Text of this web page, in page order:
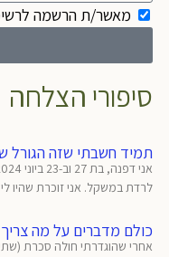
מאשר/ת הרשמה לרשימת
סיפורי הצלחה
תמיד חשבתי שזה הגורל
לרדת במשקל. אני זוכרת שהיו לי
כולם מדברים על מה צריך